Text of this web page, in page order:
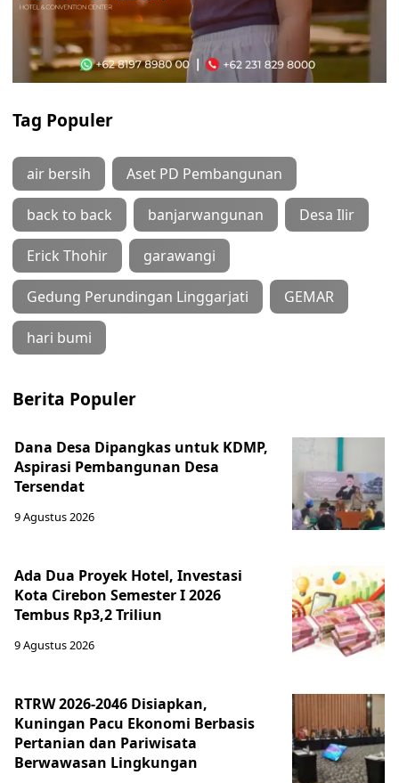
Tag Populer
air bersih Aset PD Pembangunan
back to back banjarwangunan Desa Ilir
Erick Thohir garawangi
Gedung Perundingan Linggarjati GEMAR
hari bumi
Berita Populer
Dana Desa Dipangkas untuk KDMP,
Aspirasi Pembangunan Desa
Tersendat
9 Agustus 2026
Ada Dua Proyek Hotel, Investasi
Kota Cirebon Semester I 2026
Tembus Rp3,2 Triliun
9 Agustus 2026
RTRW 2026-2046 Disiapkan,
Kuningan Pacu Ekonomi Berbasis
Pertanian dan Pariwisata
Berwawasan Lingkungan